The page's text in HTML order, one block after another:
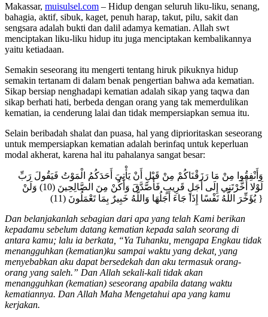
Makassar, muisulsel.com – Hidup dengan seluruh liku-liku, senang,
bahagia, aktif, sibuk, kaget, penuh harap, takut, pilu, sakit dan
sengsara adalah bukti dan dalil adamya kematian. Allah swt
menciptakan liku-liku hidup itu juga menciptakan kembalikannya
yaitu ketiadaan.
Semakin seseorang itu mengerti tentang hiruk pikuknya hidup
semakin tertanam di dalam benak pengertian bahwa ada kematian.
Sikap bersiap nenghadapi kematian adalah sikap yang taqwa dan
sikap berhati hati, berbeda dengan orang yang tak memerdulikan
kematian, ia cenderung lalai dan tidak mempersiapkan semua itu.
Selain beribadah shalat dan puasa, hal yang diprioritaskan seseorang
untuk mempersiapkan kematian adalah berinfaq untuk keperluan
modal akherat, karena hal itu pahalanya sangat besar:
وَأَنْفِقُوا مِنْ مَا رَزَقْنَاكُمْ مِنْ قَبْلِ أَنْ يَأْتِيَ أَحَدَكُمُ الْمَوْتُ فَيَقُولَ رَبِّ
لَوْلا أَخَّرْتَنِي إِلَى أَجَلٍ قَرِيبٍ فَأَصَّدَّقَ وَأَكُنْ مِنَ الصَّالِحِينَ (10) وَلَنْ
يُؤَخِّرَ اللَّهُ نَفْسًا إِذَا جَاءَ أَجَلُهَا وَاللَّهُ خَبِيرٌ بِمَا تَعْمَلُونَ (11) }
Dan belanjakanlah sebagian dari apa yang telah Kami berikan
kepadamu sebelum datang kematian kepada salah seorang di
antara kamu; lalu ia berkata, “Ya Tuhanku, mengapa Engkau tidak
menangguhkan (kematian)ku sampai waktu yang dekat, yang
menyebabkan aku dapat bersedekah dan aku termasuk orang-
orang yang saleh.” Dan Allah sekali-kali tidak akan
menangguhkan (kematian) seseorang apabila datang waktu
kematiannya. Dan Allah Maha Mengetahui apa yang kamu
kerjakan.